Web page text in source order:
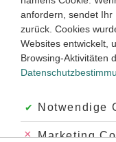
Klassenarbeit
Adverbien
Latein Lernjahr2
Klassenarbeit
anfordern, sendet Ihr
zurück. Cookies
Websites entwickelt,
Browsing-Aktivitäten
Akzeptiert:
Notwendige
Abgelehnt:
Marketing